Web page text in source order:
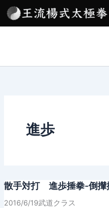
を
ッ
進歩
散手対打 進歩捶拳-倒攆
2016/6/19武道クラス